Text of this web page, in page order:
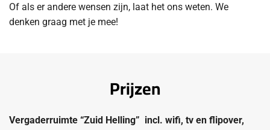
Of als er andere wensen zijn, laat het ons weten. We
denken graag met je mee!
Prijzen
Vergaderruimte “Zuid Helling” incl. wifi, tv en flipover,